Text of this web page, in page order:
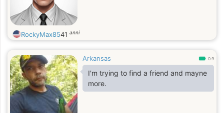
RockyMax8541 anni
Arkansas 0.9
I'm trying to find a friend and mayne
more.